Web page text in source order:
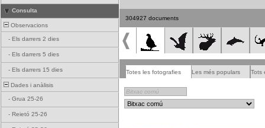
Consulta
Observacions
- Els darrers 2 dies
- Els darrers 5 dies
- Els darrers 15 dies
Dades i anàlisis
- Grua 25-26
- Reietó 25-26
304927 documents
Totes les fotografies Les més populars Tots